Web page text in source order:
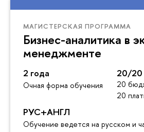
МАГИСТЕРСКАЯ ПРОГРАММА
Бизнес-аналитика в
менеджменте
2 года
Очная форма обучения
20/20
20
20
РУС+АНГЛ
Обучение ведется на русском и